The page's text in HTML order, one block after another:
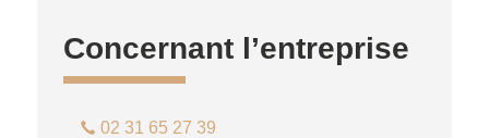
Concernant l’entreprise
02 31 65 27 39